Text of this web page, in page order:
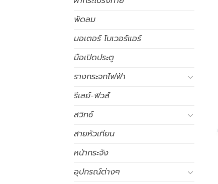
พัดลม
มอเตอร์ โบเวอร์แอร์
มือเปิดประตู
รางกระจกไฟฟ้า
รีเลย์-ฟิวส์
สวิทช์
สายหัวเทียน
หน้ากระจัง
อุปกรณ์ต่างๆ